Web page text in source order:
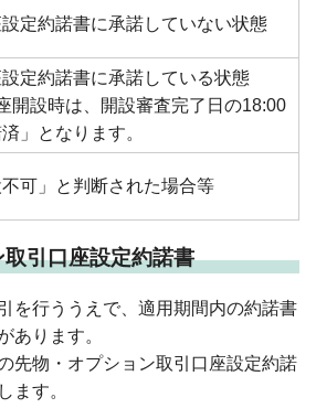
定約諾書に承諾していない状態
定約諾書に承諾している状態
開設時は、開設審査完了日の18:00
」となります。
可」と判断された場合等
引口座設定約諾書
を行ううえで、適用期間内の約諾書
あります。
先物・オプション取引口座設定約諾
ます。